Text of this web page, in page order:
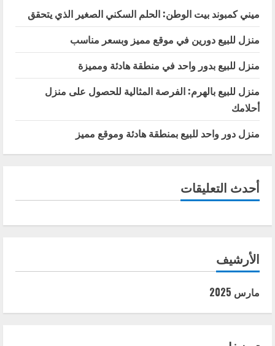
ميني كمبوند بيت الوطن: الحلم السكني الصغير الذي يتحقق
منزل للبيع دورين في موقع مميز وبسعر مناسب
منزل للبيع بدور واحد في منطقة هادئة ومميزة
منزل للبيع بالهرم: الفرصة المثالية للحصول على منزل
أحلامك
منزل دور واحد للبيع بمنطقة هادئة وموقع مميز
أحدث التعليقات
الأرشيف
مارس 2025